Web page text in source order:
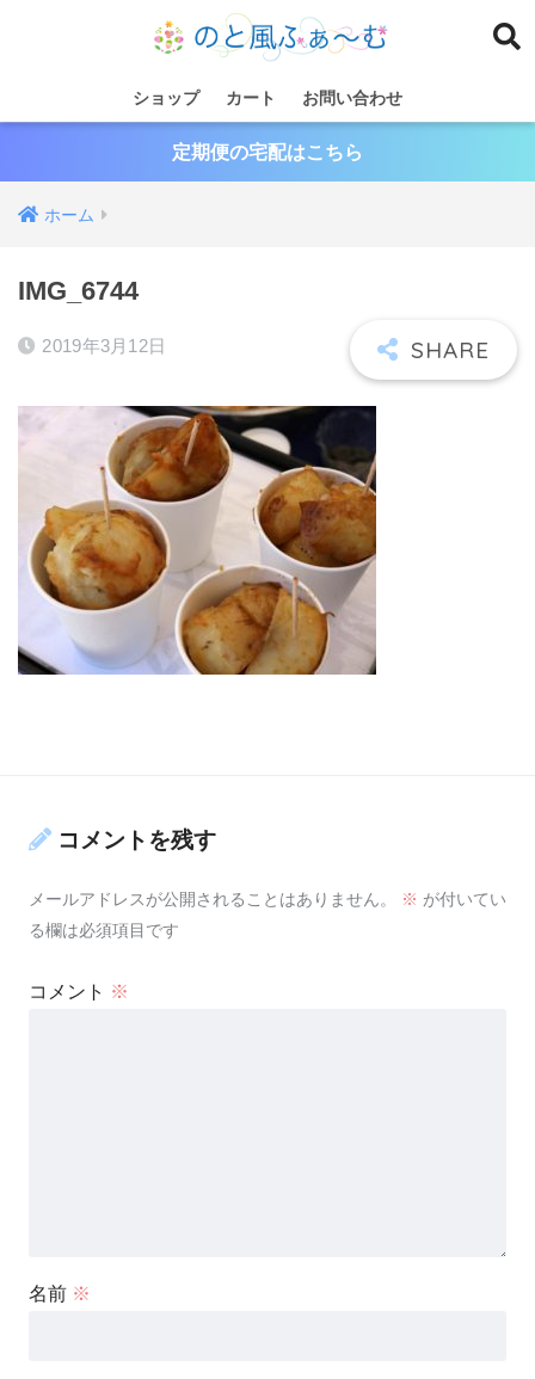
ショップ カート お問い合わせ
定期便の宅配はこちら
ホーム
IMG_6744
2019年3月12日
コメントを残す
メールアドレスが公開されることはありません。 ※ が付いてい
る欄は必須項目です
コメント ※
名前 ※